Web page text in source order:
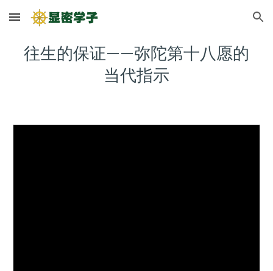
Skip to main content Skip to navigation
往生的保证——弥陀第十八愿的
当代指示